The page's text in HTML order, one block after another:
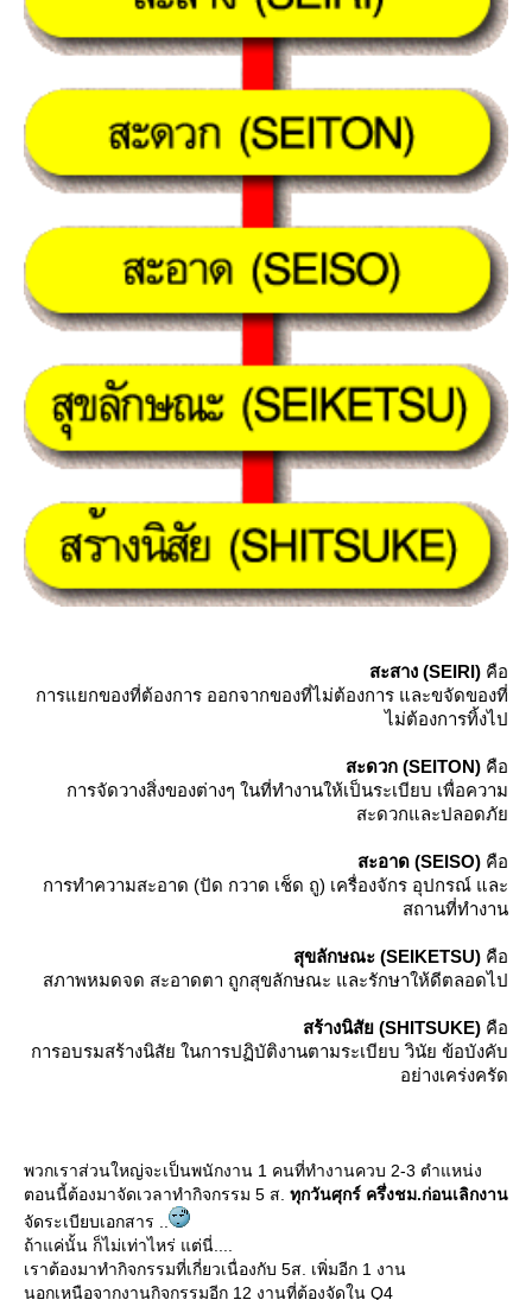
สะสาง (SEIRI) คือ
การแยกของที่ต้องการ ออกจากของที่ไม่ต้องการ และขจัดของที่
ไม่ต้องการทิ้งไป
สะดวก (SEITON) คือ
การจัดวางสิ่งของต่างๆ ในที่ทำงานให้เป็นระเบียบ เพื่อความ
สะดวกและปลอดภั
สะอาด (SEISO) คือ
การทำความสะอาด (ปัด กวาด เช็ด ถู) เครื่องจักร อุปกรณ์ และ
สถานที่ทำงาน
สุขลักษณะ (SEIKETSU) คือ
สภาพหมดจด สะอาดตา ถูกสุขลักษณะ และรักษาให้ดีตลอดไป
สร้างนิสัย (SHITSUKE) คือ
การอบรมสร้างนิสัย ในการปฏิบัติงานตามระเบียบ วินัย ข้อบังคับ
อย่างเคร่งครัด
พวกเราส่วนใหญ่จะเป็นพนักงาน 1 คนที่ทำงานควบ 2-3 ตำแหน่ง
ตอนนี้ต้องมาจัดเวลาทำกิจกรรม 5 ส. ทุกวันศุกร์ ครึ่งชม.ก่อนเลิกงาน
จัดระเบียบเอกสาร ..
ถ้าแค่นั้น ก็ไม่เท่าไหร่ แต่นี่....
เราต้องมาทำกิจกรรมที่เกี่ยวเนื่องกับ 5ส. เพิ่มอีก 1 งาน
นอกเหนือจากงานกิจกรรมอีก 12 งานที่ต้องจัดใน Q4